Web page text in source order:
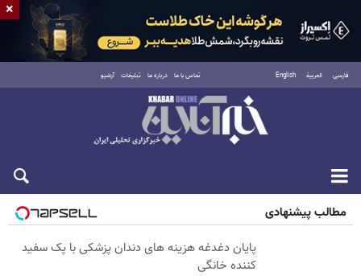
فارسی العربية English تماس با ما درباره ما تبلیغات آرشیو
جمعه ۱۶ مرداد ۱۴۰۵
مطالب پیشنهادی
پایان دغدغه هزینه های دندان پزشکی با پک سفید
کننده خانگی
×